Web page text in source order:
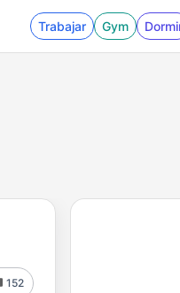
Trabajar Gym
152